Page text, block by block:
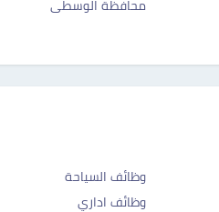
محافظة الوسطى
وظائف السياحة
وظائف اداري